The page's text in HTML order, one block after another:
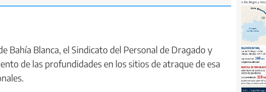
Bahía Blanca, el Sindicato del Personal de Dragado y
de las profundidades en los sitios de atraque de esa